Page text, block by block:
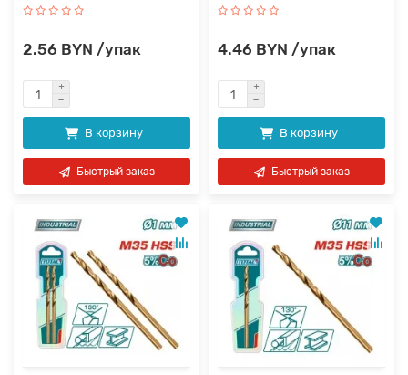
2.56 BYN /упак
В корзину
Быстрый заказ
4.46 BYN /упак
В корзину
Быстрый заказ